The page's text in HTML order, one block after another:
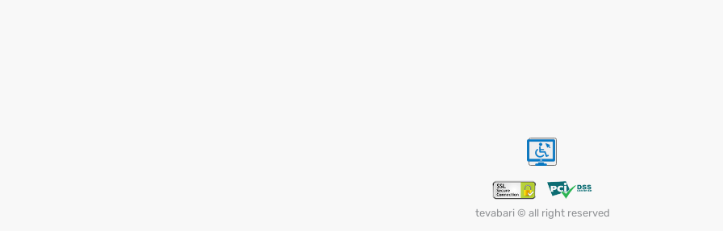
tevabari © all right reserved